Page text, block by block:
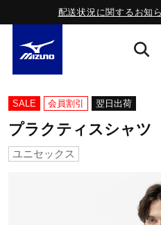
配送状況に関するお知
スニーカー
ライフスタイルウエ
SALE 会員割引 翌日出荷
プラクティスシャツ
ユニセックス